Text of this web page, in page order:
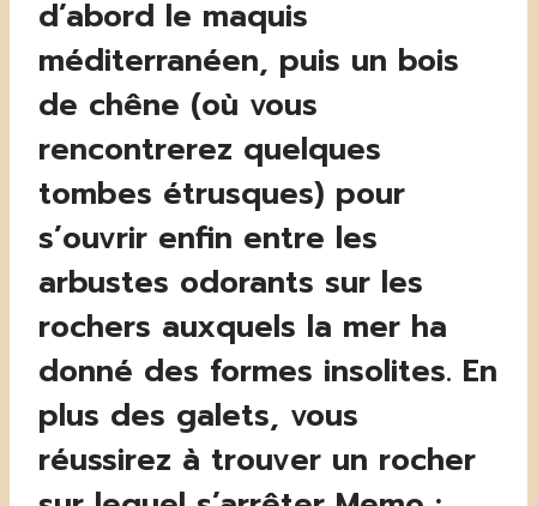
d’abord le maquis
méditerranéen, puis un bois
de chêne (où vous
rencontrerez quelques
tombes étrusques) pour
s’ouvrir enfin entre les
arbustes odorants sur les
rochers auxquels la mer ha
donné des formes insolites. En
plus des galets, vous
réussirez à trouver un rocher